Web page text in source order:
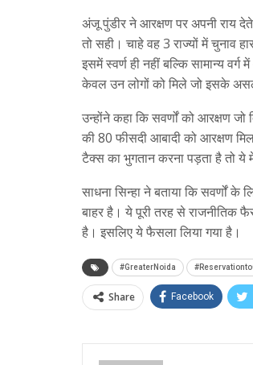
अंजू पुंडीर ने आरक्षण पर अपनी राय
तो सही। चाहे वह 3 राज्यों में चुनाव
इसमें स्वर्ण ही नहीं बल्कि सामान्य
केवल उन लोगों को मिले जो इसके
उन्होंने कहा कि सवर्णों को आरक्षण
की 80 फीसदी आबादी को आरक्षण
टैक्स का भुगतान करना पड़ता है तो ये
साधना सिन्हा ने बताया कि
बाहर है। ये पूरी तरह से राजनीतिक
है। इसलिए ये फैसला लिया गया है।
#GreaterNoida
Share Facebook